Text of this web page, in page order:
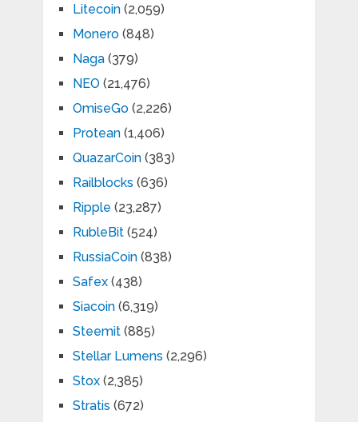
Litecoin(2,059)
Monero(848)
Naga(379)
NEO (21,476)
OmiseGo(2,226)
Protean(1,406)
QuazarCoin(383)
Railblocks (636)
Ripple (23,287)
RubleBit(524)
RussiaCoin(838)
Safex(438)
Siacoin(6,319)
Steemit(885)
Stellar Lumens (2,296)
Stox(2,385)
Stratis (672)